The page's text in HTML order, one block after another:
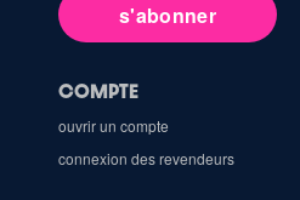
s'abonner
COMPTE
ouvrir un compte
connexion des revendeurs